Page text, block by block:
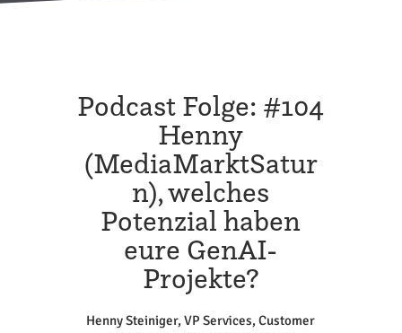
Podcast Folge: #104
Henny
(MediaMarktSatur
n), welches
Potenzial haben
eure GenAI-
Projekte?
Henny Steiniger, VP Services, Customer